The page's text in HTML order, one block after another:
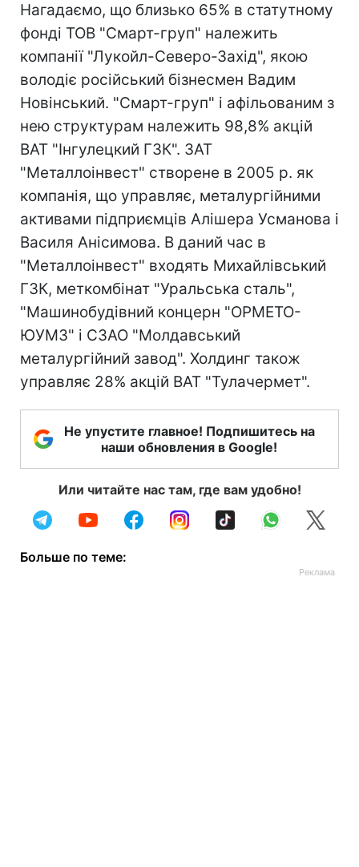
Нагадаємо, що близько 65% в статутному
фонді ТОВ "Смарт-груп" належить
компанії "Лукойл-Северо-Захід", якою
володіє російський бізнесмен Вадим
Новінський. "Смарт-груп" і афільованим з
нею структурам належить 98,8% акцій
ВАТ "Інгулецкий ГЗК". ЗАТ
"Металлоінвест" створене в 2005 р. як
компанія, що управляє, металургійними
активами підприємців Алішера Усманова і
Василя Анісимова. В даний час в
"Металлоінвест" входять Михайлівський
ГЗК, меткомбінат "Уральська сталь",
"Машинобудівний концерн "ОРМЕТО-
ЮУМЗ" і СЗАО "Молдавський
металургійний завод". Холдинг також
управляє 28% акцій ВАТ "Тулачермет".
Не упустите главное! Подпишитесь на
наши обновления в Google!
Или читайте нас там, где вам удобно!
Больше по теме: